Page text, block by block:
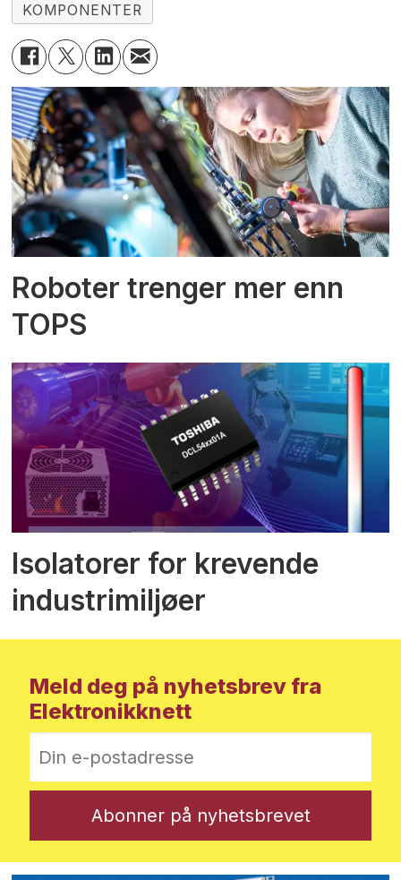
KOMPONENTER
Roboter trenger mer enn
TOPS
Isolatorer for krevende
industrimiljøer
Meld deg på nyhetsbrev fra
Elektronikknett